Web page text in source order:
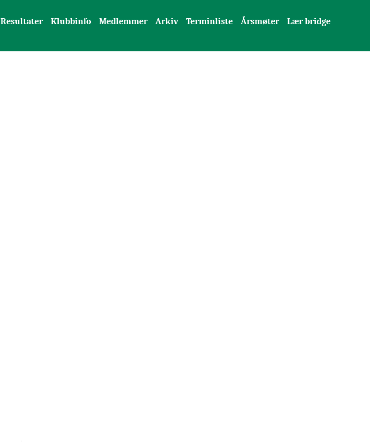
Resultater Klubbinfo Medlemmer Arkiv Terminliste Årsmøter Lær bridge